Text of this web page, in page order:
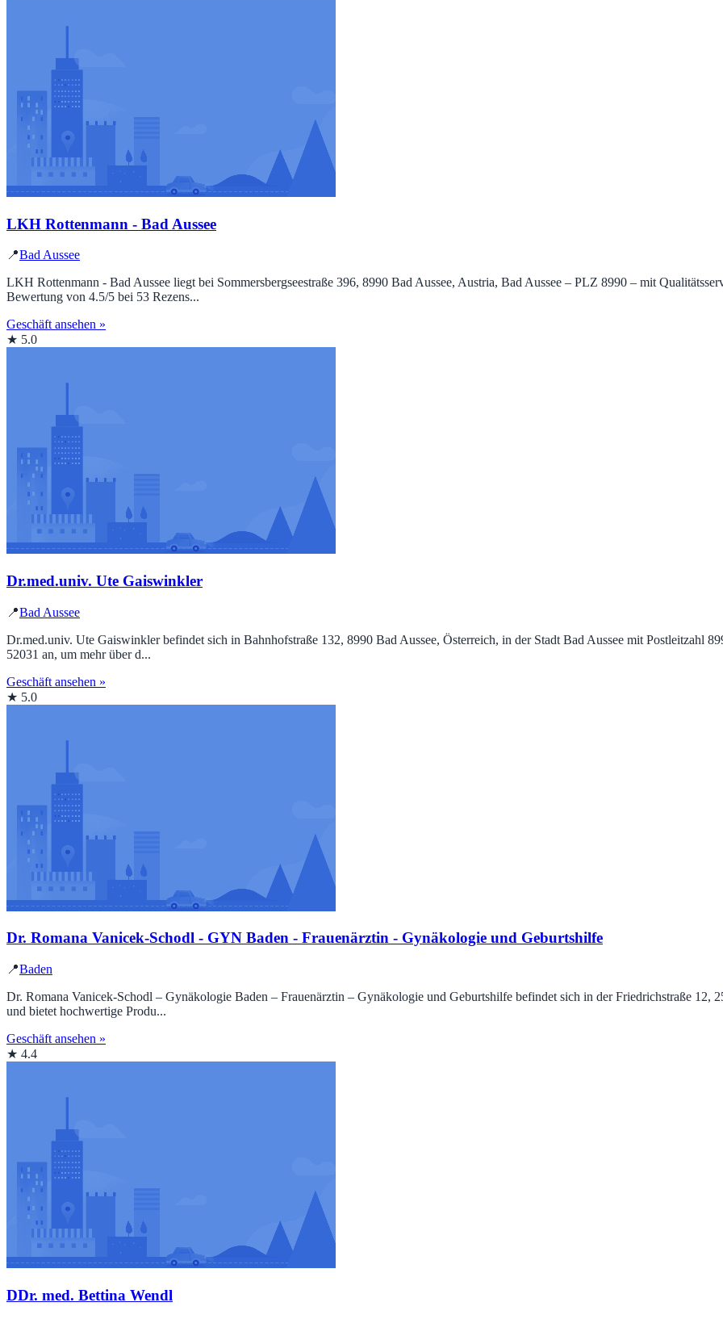
LKH Rottenmann - Bad Aussee
📍Bad Aussee
LKH Rottenmann - Bad Aussee liegt bei Sommersbergseestraße 396, 8990 Bad Aussee, Austria, Bad Aussee – PLZ 8990 – mit
Bewertung von 4.5/5 bei 53 Rezens...
Geschäft ansehen »
★ 5.0
Dr.med.univ. Ute Gaiswinkler
📍Bad Aussee
Dr.med.univ. Ute Gaiswinkler befindet sich in Bahnhofstraße 132, 8990 Bad Aussee, Österreich, in der Stadt Bad Aussee mit Postleitzahl
52031 an, um mehr über d...
Geschäft ansehen »
★ 5.0
Dr. Romana Vanicek-Schodl - GYN Baden - Frauenärztin - Gynäkologie und Geburtshilfe
📍Baden
Dr. Romana Vanicek-Schodl – Gynäkologie Baden – Frauenärztin – Gynäkologie und Geburtshilfe befindet sich in der Friedrichstraße 12,
und bietet hochwertige Produ...
Geschäft ansehen »
★ 4.4
DDr. med. Bettina Wendl